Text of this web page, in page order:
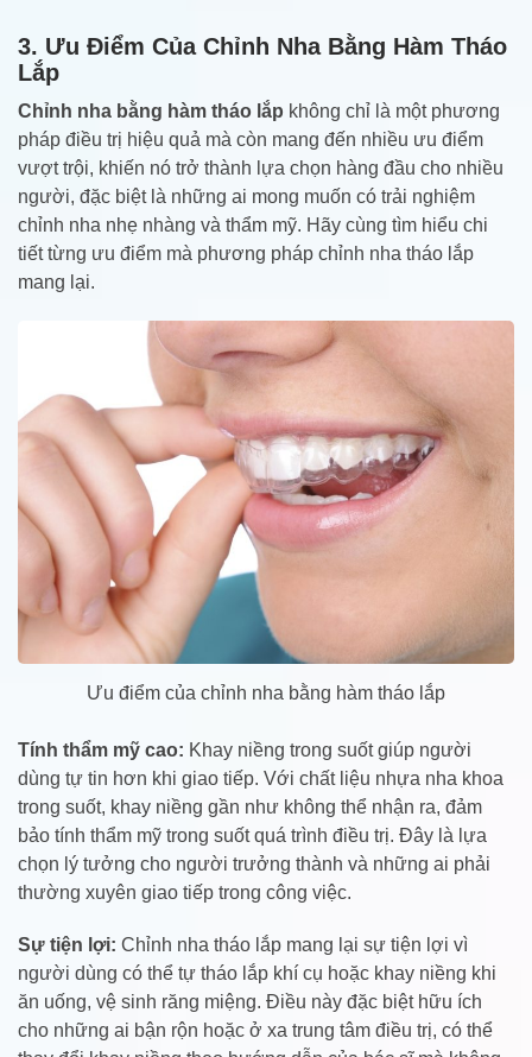
3. Ưu Điểm Của Chỉnh Nha Bằng Hàm Tháo
Lắp
Chỉnh nha bằng hàm tháo lắp không chỉ là một phương
pháp điều trị hiệu quả mà còn mang đến nhiều ưu điểm
vượt trội, khiến nó trở thành lựa chọn hàng đầu cho nhiều
người, đặc biệt là những ai mong muốn có trải nghiệm
chỉnh nha nhẹ nhàng và thẩm mỹ. Hãy cùng tìm hiểu chi
tiết từng ưu điểm mà phương pháp chỉnh nha tháo lắp
mang lại.
Ưu điểm của chỉnh nha bằng hàm tháo lắp
Tính thẩm mỹ cao: Khay niềng trong suốt giúp người
dùng tự tin hơn khi giao tiếp. Với chất liệu nhựa nha khoa
trong suốt, khay niềng gần như không thể nhận ra, đảm
bảo tính thẩm mỹ trong suốt quá trình điều trị. Đây là lựa
chọn lý tưởng cho người trưởng thành và những ai phải
thường xuyên giao tiếp trong công việc.
Sự tiện lợi: Chỉnh nha tháo lắp mang lại sự tiện lợi vì
người dùng có thể tự tháo lắp khí cụ hoặc khay niềng khi
ăn uống, vệ sinh răng miệng. Điều này đặc biệt hữu ích
cho những ai bận rộn hoặc ở xa trung tâm điều trị, có thể